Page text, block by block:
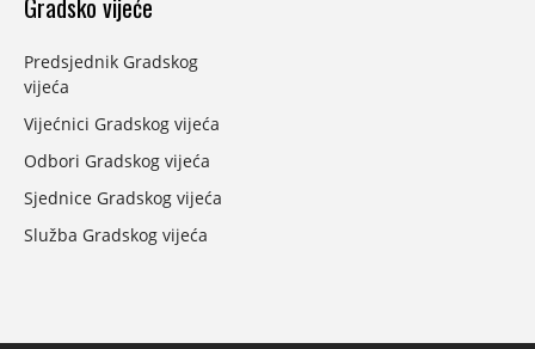
Gradsko vijeće
Predsjednik Gradskog
vijeća
Vijećnici Gradskog vijeća
Odbori Gradskog vijeća
Sjednice Gradskog vijeća
Služba Gradskog vijeća